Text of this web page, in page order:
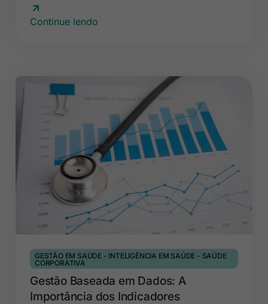
Continue lendo
GESTÃO EM SAÚDE - INTELIGÊNCIA EM SAÚDE - SAÚDE
CORPORATIVA
Gestão Baseada em Dados: A
Importância dos Indicadores